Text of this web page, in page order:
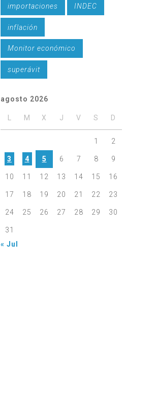
importaciones INDEC
inflación
Monitor económico
superávit
agosto 2026
M X J V S D
1 2
3 4 5 6 7 8 9
10 11 12 13 14 15 16
17 18 19 20 21 22 23
24 25 26 27 28 29 30
31
« Jul